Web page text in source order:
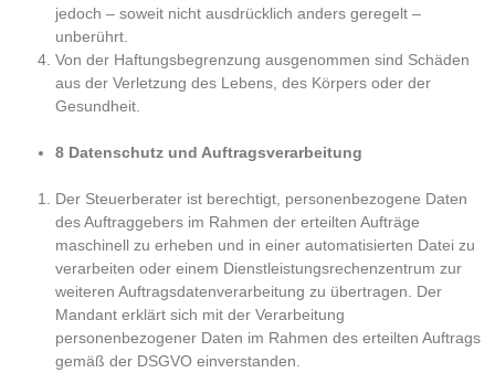
jedoch – soweit nicht ausdrücklich anders geregelt –
unberührt.
Von der Haftungsbegrenzung ausgenommen sind Schäden
aus der Verletzung des Lebens, des Körpers oder der
Gesundheit.
8 Datenschutz und Auftragsverarbeitung
Der Steuerberater ist berechtigt, personenbezogene Daten
des Auftraggebers im Rahmen der erteilten Aufträge
maschinell zu erheben und in einer automatisierten Datei zu
verarbeiten oder einem Dienstleistungsrechenzentrum zur
weiteren Auftragsdatenverarbeitung zu übertragen. Der
Mandant erklärt sich mit der Verarbeitung
personenbezogener Daten im Rahmen des erteilten Auftrags
gemäß der DSGVO einverstanden.